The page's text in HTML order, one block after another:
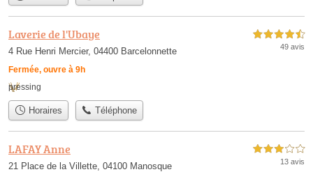
Laverie de l'Ubaye
4 Rue Henri Mercier, 04400 Barcelonnette
Fermée, ouvre à 9h
4,5 étoiles sur 5
49 avis
pressing
Horaires Téléphone
LAFAY Anne
21 Place de la Villette, 04100 Manosque
3,0 étoiles sur 5
13 avis